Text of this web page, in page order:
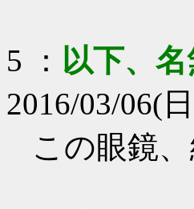
5 ： 以下、
2016/03/06(
この眼鏡